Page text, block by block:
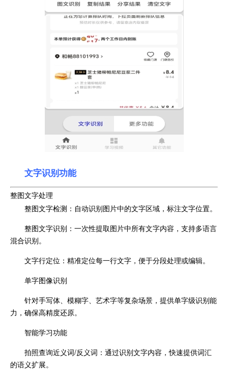
文字识别功能
整图文字处理
整图文字检测：自动识别图片中的文字区域，标注文字位置。
整图文字识别：一次性提取图片中所有文字内容，支持多语言
混合识别。
文字行定位：精准定位每一行文字，便于分段处理或编辑。
单字图像识别
针对手写体、模糊字、艺术字等复杂场景，提供单字级识别能
力，确保高精度还原。
智能学习功能
拍照查询近义词/反义词：通过识别文字内容，快速提供词汇
的语义扩展。